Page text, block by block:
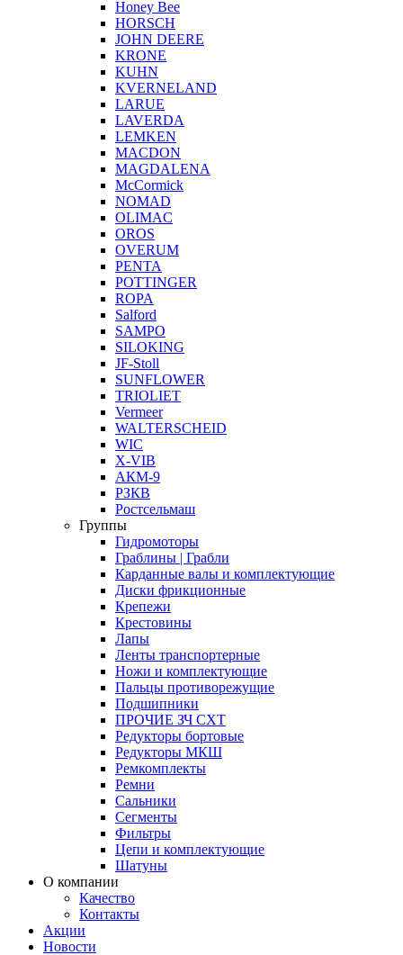
Honey Bee
HORSCH
JOHN DEERE
KRONE
KUHN
KVERNELAND
LARUE
LAVERDA
LEMKEN
MACDON
MAGDALENA
McCormick
NOMAD
OLIMAC
OROS
OVERUM
PENTA
POTTINGER
ROPA
Salford
SAMPO
SILOKING
JF-Stoll
SUNFLOWER
TRIOLIET
Vermeer
WALTERSCHEID
WIC
X-VIB
АКМ-9
РЗКВ
Ростсельмаш
Группы
Гидромоторы
Граблины | Грабли
Карданные валы и комплектующие
Диски фрикционные
Крепежи
Крестовины
Лапы
Ленты транспортерные
Ножи и комплектующие
Пальцы противорежущие
Подшипники
ПРОЧИЕ ЗЧ СХТ
Редукторы бортовые
Редукторы МКШ
Ремкомплекты
Ремни
Сальники
Сегменты
Фильтры
Цепи и комплектующие
Шатуны
О компании
Качество
Контакты
Акции
Новости